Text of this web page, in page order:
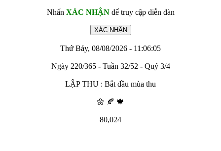
Nhấn XÁC NHẬNđể truy cập diễn đàn
Thứ Bảy, 08/08/2026 - 11:06:05
Ngày 220/365 - Tuần 32/52 - Quý 3/4
LẬP THU : Bắt đầu mùa thu
🌼 🍂 🍁
80,024